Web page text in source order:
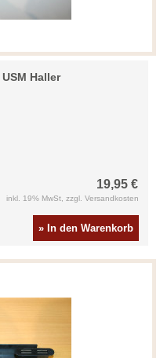
Haller
19,95 €
inkl. 19% MwSt, zzgl. Versandkosten
» In den Warenkorb